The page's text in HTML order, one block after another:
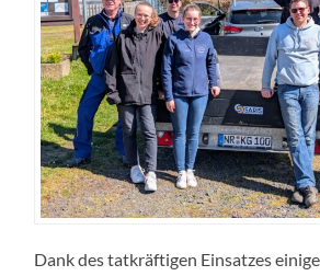
Dank des tatkräftigen Einsatzes